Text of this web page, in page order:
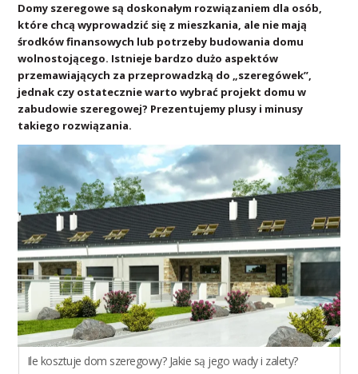
Domy szeregowe są doskonałym rozwiązaniem dla osób,
które chcą wyprowadzić się z mieszkania, ale nie mają
środków finansowych lub potrzeby budowania domu
wolnostojącego. Istnieje bardzo dużo aspektów
przemawiających za przeprowadzką do „szeregówek”,
jednak czy ostatecznie warto wybrać projekt domu w
zabudowie szeregowej? Prezentujemy plusy i minusy
takiego rozwiązania.
Ile kosztuje dom szeregowy? Jakie są jego wady i zalety?